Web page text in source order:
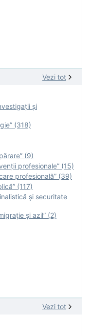
Vezi tot
şi
(318)
(9)
profesionale” (15)
profesională” (39)
(117)
și securitate
și azil” (2)
Vezi tot